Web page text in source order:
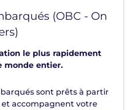
(OBC - On
le plus rapidement
monde entier.
sont prêts à partir
accompagnent votre